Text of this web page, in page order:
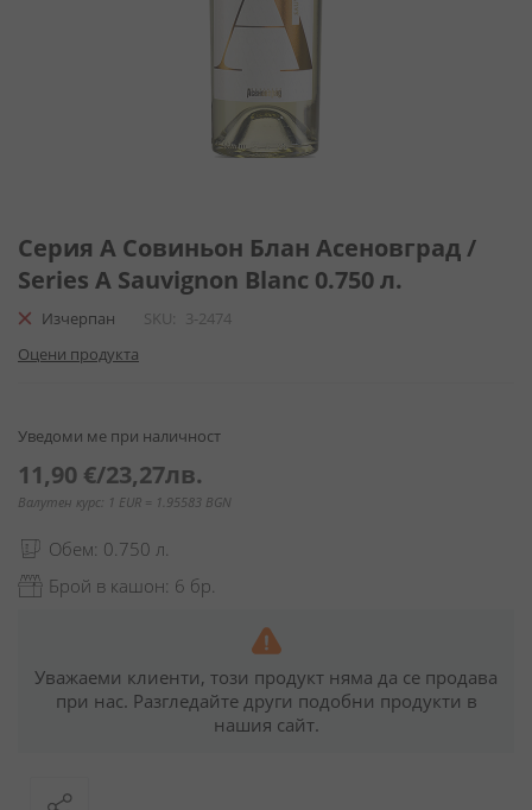
към
началото
на
галерия
снимки
Серия А Совиньон Блан Асеновград /
Series A Sauvignon Blanc 0.750 л.
Изчерпан SKU
3-2474
Оцени продукта
Уведоми ме при наличност
11,90 €/23,27лв.
Валутен курс: 1 EUR = 1.95583 BGN
Обем: 0.750 л.
Брой в кашон: 6 бр.
Уважаеми клиенти, този продукт няма да се продава
при нас. Разгледайте други подобни продукти в
нашия сайт.